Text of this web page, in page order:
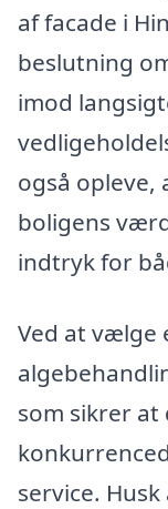
af facade i
beslutning
imod
også opleve,
boligens
indtryk for
Ved at vælge
som sikrer at
service.